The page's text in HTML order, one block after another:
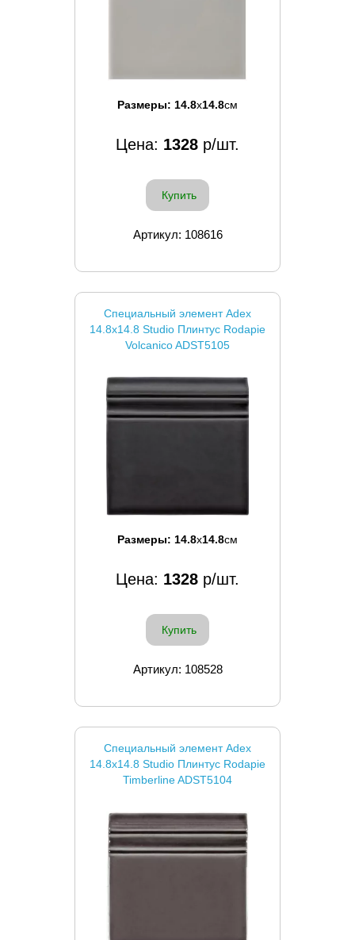
Размеры: 14.8x14.8см
Цена: 1328 р/шт.
Купить
Артикул: 108616
Специальный элемент Adex
14.8x14.8 Studio Плинтус Rodapie
Volcanico ADST5105
Размеры: 14.8x14.8см
Цена: 1328 р/шт.
Купить
Артикул: 108528
Специальный элемент Adex
14.8x14.8 Studio Плинтус Rodapie
Timberline ADST5104